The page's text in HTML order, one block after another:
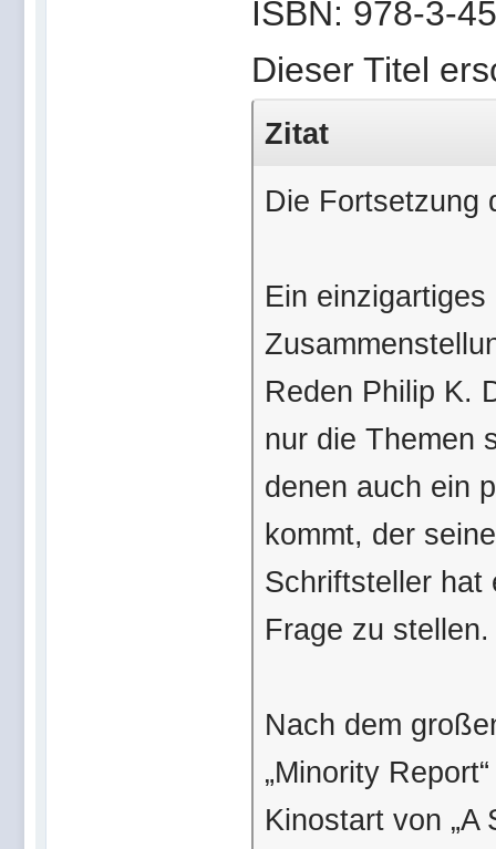
ISBN: 978-3-
Dieser Titel
Zitat
Die Fortsetzung
Ein
Reden Philip K.
nur die Themen
denen auch ein
kommt, der
Schriftsteller hat
Frage zu
Nach dem
„Minority
Kinostart von „A